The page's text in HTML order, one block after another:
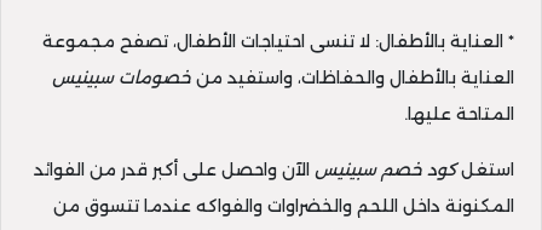
* العناية بالأطفال: لا تنسى احتياجات الأطفال، تصفح مجموعة
العناية بالأطفال والحفاظات، واستفيد من خصومات سبينيس
المتاحة عليها.
استغلكود خصم سبينيس الآن واحصل على أكبر قدر من الفوائد
المكنونة داخل اللحم والخضراوات والفواكه عندما تتسوق من